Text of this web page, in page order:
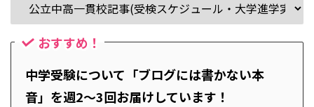
おすすめ！
中学受験について「ブログには書かない本
音」を週2～3回お届けしています！